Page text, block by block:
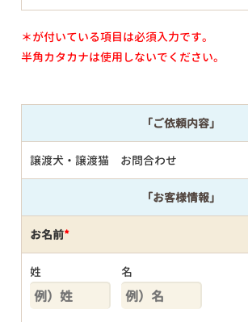
＊が付いている項目は必須入力です。
半角カタカナは使用しないでください。
「ご依頼内容」
譲渡犬・譲渡猫 お問合わせ
「お客様情報」
お名前*
姓 名